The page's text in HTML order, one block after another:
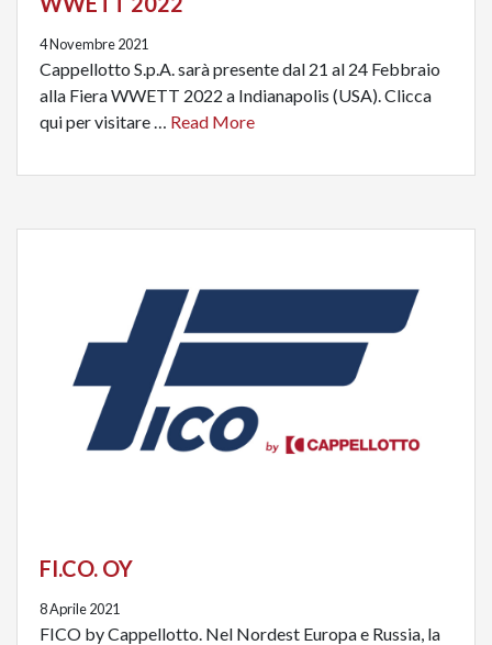
4 Novembre 2021
Cappellotto S.p.A. sarà presente dal 21 al 24 Febbraio
alla Fiera WWETT 2022 a Indianapolis (USA). Clicca
qui per visitare … Read More
FI.CO. OY
8 Aprile 2021
FICO by Cappellotto. Nel Nordest Europa e Russia, la